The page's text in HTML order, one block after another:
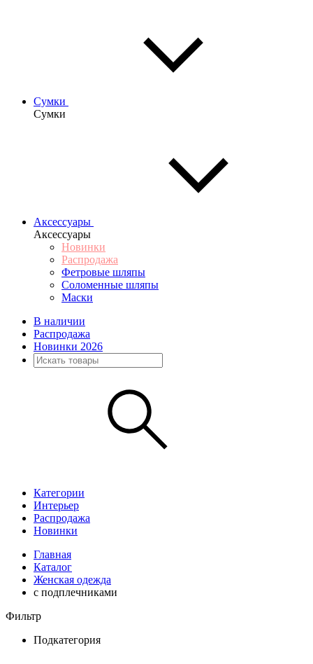
Сумки
Сумки
Аксессуары
Аксессуары
Новинки
Распродажа
Фетровые шляпы
Соломенные шляпы
Маски
В наличии
Распродажа
Новинки 2026
Категории
Интерьер
Распродажа
Новинки
Главная
Каталог
Женская одежда
с подплечниками
Фильтр
Подкатегория